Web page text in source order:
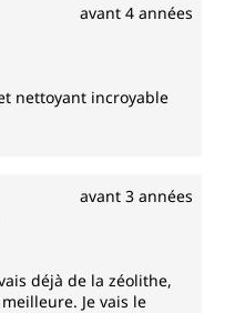
avant 4 années
nettoyant incroyable
avant 3 années
déjà de la zéolithe,
Je vais le